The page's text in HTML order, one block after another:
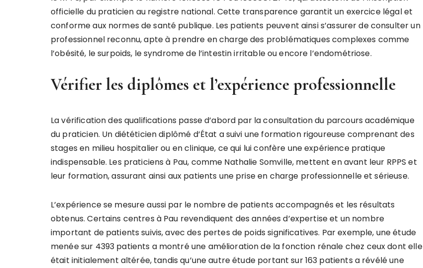
officielle du praticien au registre national. Cette transparence garantit un exercice légal et
conforme aux normes de santé publique. Les patients peuvent ainsi s’assurer de consulter un
professionnel reconnu, apte à prendre en charge des problématiques complexes comme
l’obésité, le surpoids, le syndrome de l’intestin irritable ou encore l’endométriose.
Vérifier les diplômes et l’expérience professionnelle
La vérification des qualifications passe d’abord par la consultation du parcours académique
du praticien. Un diététicien diplômé d’État a suivi une formation rigoureuse comprenant des
stages en milieu hospitalier ou en clinique, ce qui lui confère une expérience pratique
indispensable. Les praticiens à Pau, comme Nathalie Somville, mettent en avant leur RPPS et
leur formation, assurant ainsi aux patients une prise en charge professionnelle et sérieuse.
L’expérience se mesure aussi par le nombre de patients accompagnés et les résultats
obtenus. Certains centres à Pau revendiquent des années d’expertise et un nombre
important de patients suivis, avec des pertes de poids significatives. Par exemple, une étude
menée sur 4393 patients a montré une amélioration de la fonction rénale chez ceux dont elle
était initialement altérée, tandis qu’une autre étude portant sur 163 patients a révélé une